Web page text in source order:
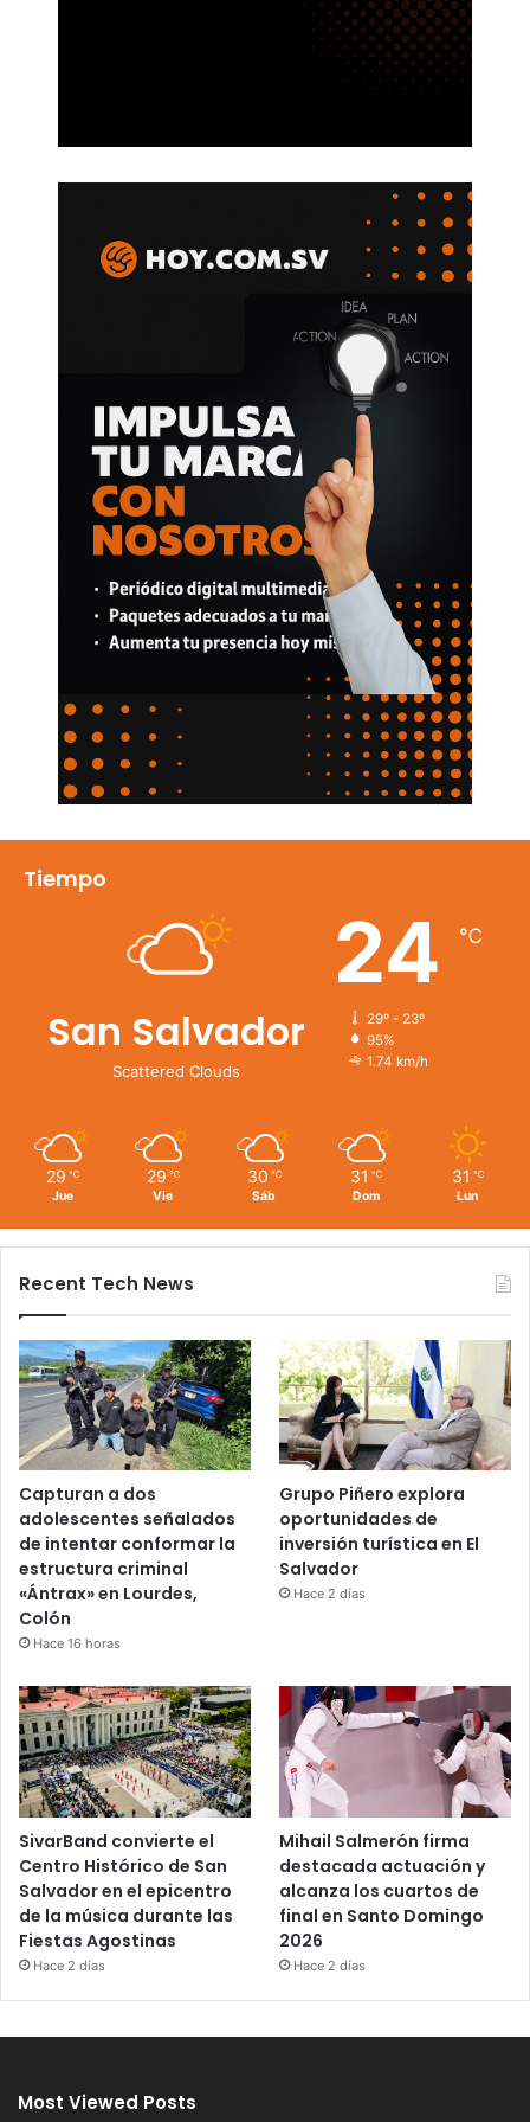
Tiempo
San Salvador
Scattered Clouds
24 ℃
29º - 23º
95%
1.74 km/h
29 ℃
Jue
29 ℃
Vie
30 ℃
Sáb
31 ℃
Dom
31 ℃
Lun
Recent Tech News
Capturan a dos
adolescentes señalados
de intentar conformar la
estructura criminal
«Ántrax» en Lourdes,
Colón
Hace 16 horas
Grupo Piñero explora
oportunidades de
inversión turística en El
Salvador
Hace 2 días
SivarBand convierte el
Centro Histórico de San
Salvador en el epicentro
de la música durante las
Fiestas Agostinas
Hace 2 días
Mihail Salmerón firma
destacada actuación y
alcanza los cuartos de
final en Santo Domingo
2026
Hace 2 días
Most Viewed Posts